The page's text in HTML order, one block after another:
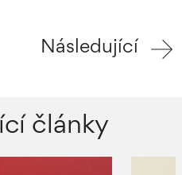
Následující
články